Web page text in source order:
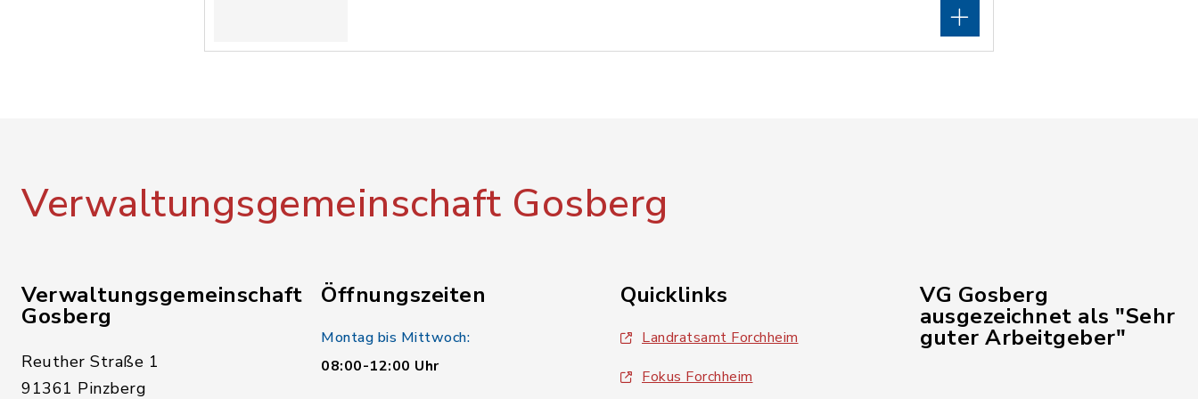
Verwaltungsgemeinschaft Gosberg
Verwaltungsgemeinschaft
Gosberg
Reuther Straße 1
91361 Pinzberg
Öffnungszeiten
Montag bis Mittwoch:
08:00-12:00 Uhr
Quicklinks
Landratsamt Forchheim
Fokus Forchheim
VG Gosberg
ausgezeichnet als "Sehr
guter Arbeitgeber"